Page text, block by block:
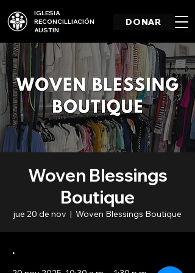
DONAR
IGLESIA
RECONCILLIACIÓN
AUSTIN
Woven Blessings
Boutique
jue 20 de nov
  |
Woven Blessings Boutique
.